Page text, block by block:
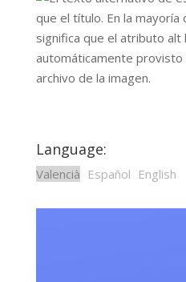
Language:
Valencià Español English